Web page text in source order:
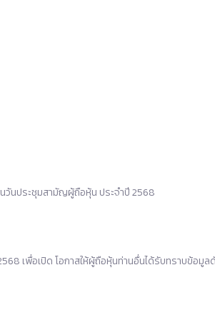
วันประชุมสามัญผู้ถือหุ้น ประจำปี 2568
เพื่อเปิด โอกาสให้ผู้ถือหุ้นท่านอื่นได้รับทราบข้อมูล